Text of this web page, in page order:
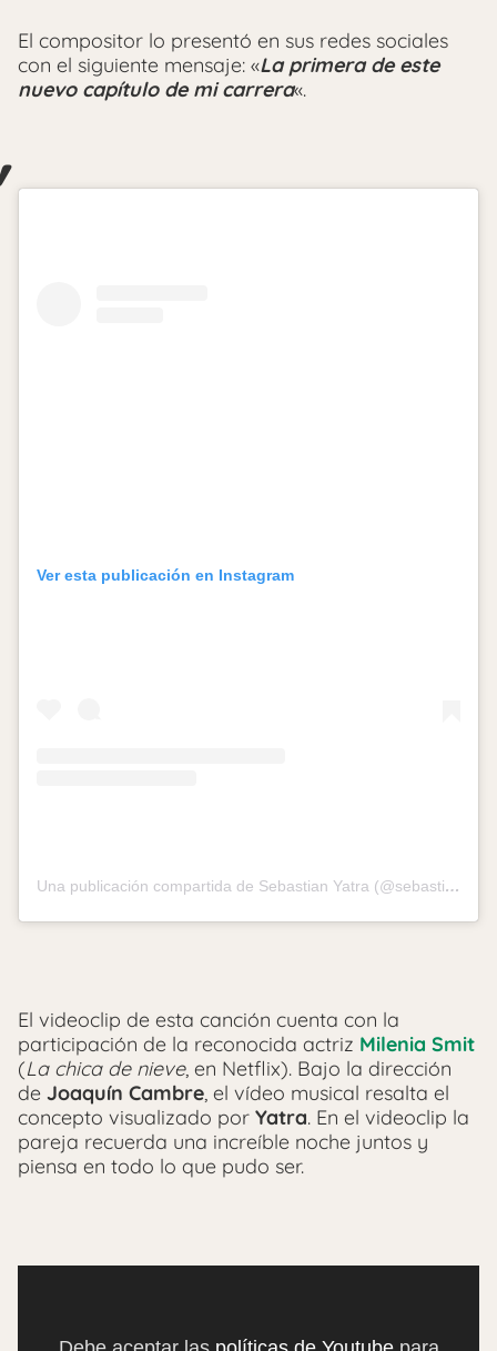
El compositor lo presentó en sus redes sociales
con el siguiente mensaje: «La primera de este
nuevo capítulo de mi carrera«.
Ver esta publicación en Instagram
Una publicación compartida de Sebastian Yatra (@sebastianyatra)
El videoclip de esta canción cuenta con la
participación de la reconocida actriz Milenia Smit
(La chica de nieve, en Netflix). Bajo la dirección
de Joaquín Cambre, el vídeo musical resalta el
concepto visualizado por Yatra. En el videoclip la
pareja recuerda una increíble noche juntos y
piensa en todo lo que pudo ser.